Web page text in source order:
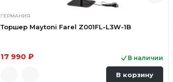
ГЕРМАНИЯ
Торшер Maytoni Farel Z001FL-L3W-1B
17 990 ₽ В наличии
В корзину